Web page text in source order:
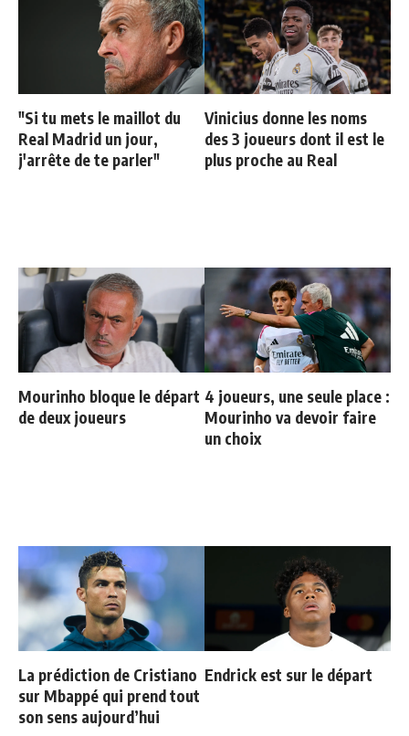
"Si tu mets le maillot du
Real Madrid un jour,
j'arrête de te parler"
Vinicius donne les noms
des 3 joueurs dont il est le
plus proche au Real
Mourinho bloque le départ
de deux joueurs
4 joueurs, une seule place :
Mourinho va devoir faire
un choix
La prédiction de Cristiano
sur Mbappé qui prend tout
son sens aujourd’hui
Endrick est sur le départ